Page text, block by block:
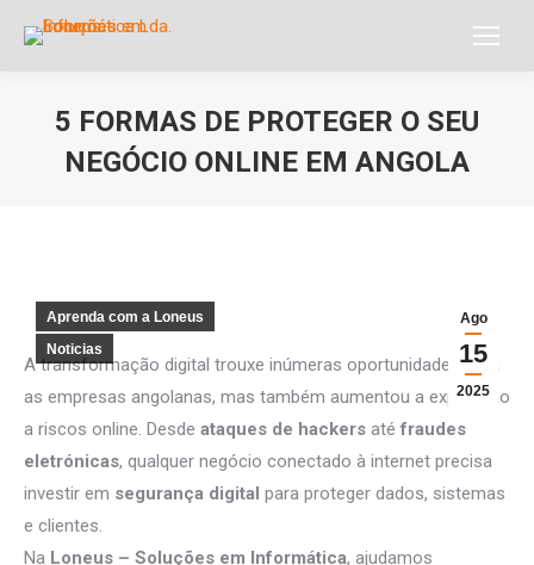
5 FORMAS DE PROTEGER O SEU
NEGÓCIO ONLINE EM ANGOLA
Ago
15
2025
Aprenda com a Loneus
Noticias
A transformação digital trouxe inúmeras oportunidades para
as empresas angolanas, mas também aumentou a exposição
a riscos online. Desde ataques de hackers até fraudes
eletrónicas, qualquer negócio conectado à internet precisa
investir em segurança digital para proteger dados, sistemas
e clientes.
Na Loneus – Soluções em Informática, ajudamos